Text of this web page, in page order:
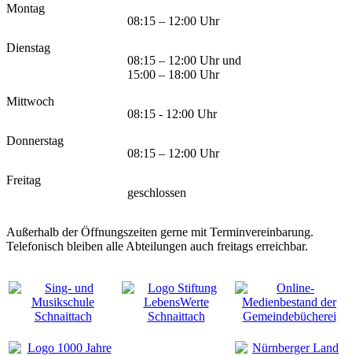
Montag
08:15 – 12:00 Uhr
Dienstag
08:15 – 12:00 Uhr und
15:00 – 18:00 Uhr
Mittwoch
08:15 - 12:00 Uhr
Donnerstag
08:15 – 12:00 Uhr
Freitag
geschlossen
Außerhalb der Öffnungszeiten gerne mit Terminvereinbarung.
Telefonisch bleiben alle Abteilungen auch freitags erreichbar.